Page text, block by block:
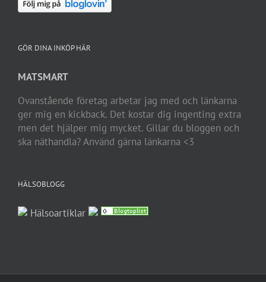
GÖR DINA INKÖP HÄR
MATSMART
Ovanstående företag arbetar jag med och länkarna
ger mig en kickback. Det kostar dig ingenting extra
men det hjälper mig mycket. Gillar du bloggen och
ska näthandla? Använd gärna länkarna <3
HÄLSOBLOGG
Hälsoartiklar